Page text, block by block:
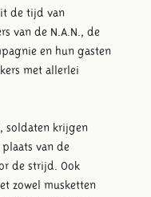
de tijd van
van de N.A.N., de
en hun gasten
met allerlei
soldaten krijgen
van de
de strijd. Ook
zowel musketten